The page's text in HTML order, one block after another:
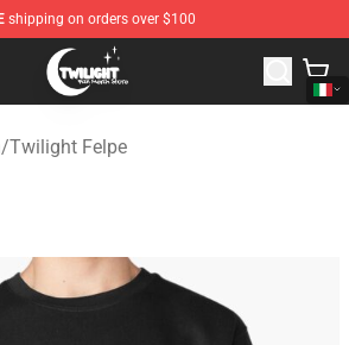
shipping on orders over $100
Official Twilight Merchandise Shop
/Twilight Felpe